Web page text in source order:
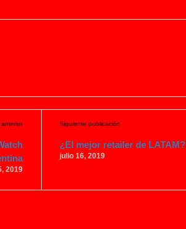
2019
Siguiente publicación
¿El mejor retailer de LATAM?
julio 16, 2019